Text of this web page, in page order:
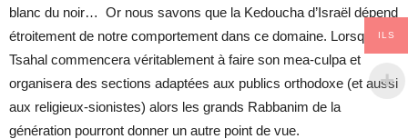
blanc du noir… Or nous savons que la Kedoucha d’Israël dépend
étroitement de notre comportement dans ce domaine. Lorsque
Tsahal commencera véritablement à faire son mea-culpa et
organisera des sections adaptées aux publics orthodoxe (et aussi
aux religieux-sionistes) alors les grands Rabbanim de la
génération pourront donner un autre point de vue.
ILS